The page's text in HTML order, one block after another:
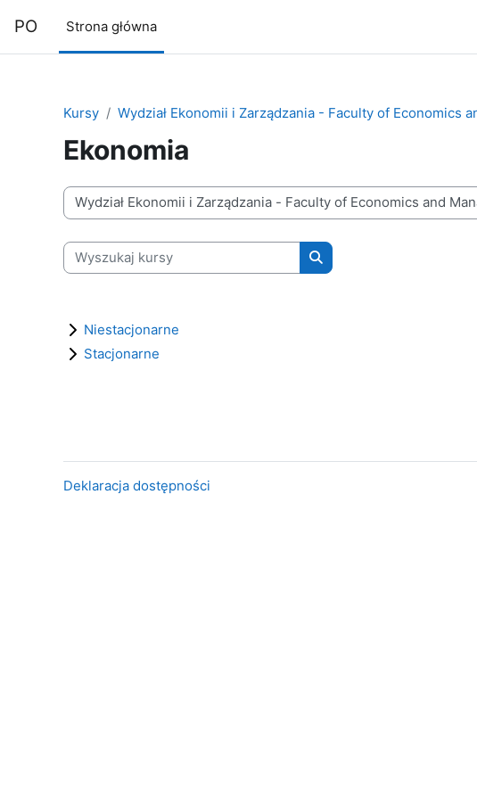
PO Strona główna
Kursy Wydział Ekonomii i Zarządzania - Faculty of Economics
Ekonomia
Kategorie kursów
Wyszukaj kursy
Wyszukaj kursy
Niestacjonarne
Stacjonarne
Deklaracja dostępności